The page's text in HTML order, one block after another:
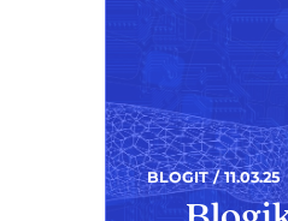
BLOGIT / 11.03.25